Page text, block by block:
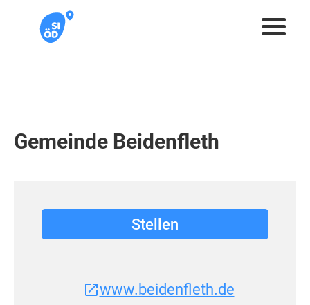
Gemeinde Beidenfleth
Stellen
www.beidenfleth.de